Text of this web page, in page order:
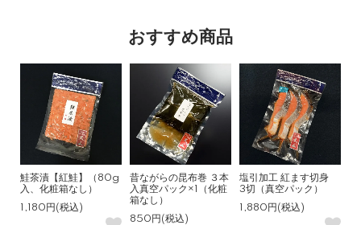
おすすめ商品
鮭茶漬【紅鮭】（80g
入、化粧箱なし）
1,180円(税込)
昔ながらの昆布巻 ３本
入真空パック×1（化粧
箱なし）
850円(税込)
塩引加工 紅ます切身
3切（真空パック）
1,880円(税込)